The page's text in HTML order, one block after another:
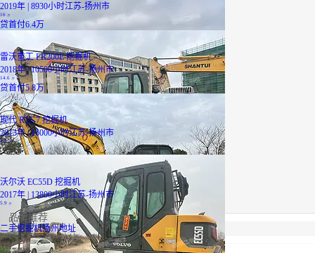
2019年 | 8930小时江苏-扬州市
16
贷首付6.4万
雷沃重工 FR200E 挖掘机
2018年 | 10500小时江苏-扬州市
14.6 万
贷首付5.8万
现代 R55-7 挖掘机
2013年 | 16000小时江苏-扬州市
3.3万
沃尔沃 EC55D 挖掘机
2017年 | 13800小时江苏-扬州市
5.9 万
品牌推荐
二手挖掘机扬州地址
最优设备
广西二手挖掘机 轮式挖掘机报价 山河智能挖机报价表